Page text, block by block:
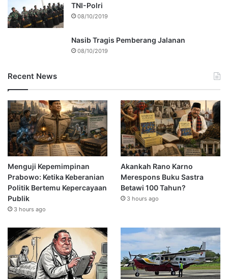
TNI-Polri
08/10/2019
Nasib Tragis Pemberang Jalanan
08/10/2019
Recent News
Menguji Kepemimpinan
Prabowo: Ketika Keberanian
Politik Bertemu Kepercayaan
Publik
3 hours ago
Akankah Rano Karno
Merespons Buku Sastra
Betawi 100 Tahun?
3 hours ago